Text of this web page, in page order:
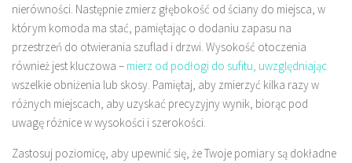
nierówności. Następnie zmierz głębokość od ściany do miejsca, w
którym komoda ma stać, pamiętając o dodaniu zapasu na
przestrzeń do otwierania szuflad i drzwi. Wysokość otoczenia
również jest kluczowa – mierz od podłogi do sufitu, uwzględniając
wszelkie obniżenia lub skosy. Pamiętaj, aby zmierzyć kilka razy w
różnych miejscach, aby uzyskać precyzyjny wynik, biorąc pod
uwagę różnice w wysokości i szerokości.
Zastosuj poziomicę, aby upewnić się, że Twoje pomiary są dokładne